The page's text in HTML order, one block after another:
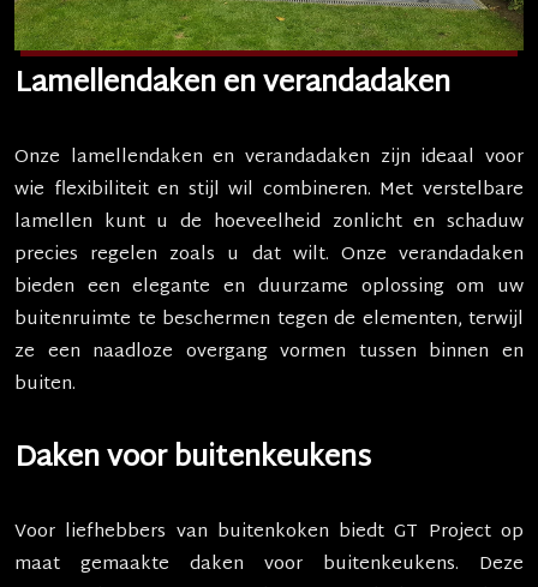
Lamellendaken en verandadaken
Onze lamellendaken en verandadaken zijn ideaal voor
wie flexibiliteit en stijl wil combineren. Met verstelbare
lamellen kunt u de hoeveelheid zonlicht en schaduw
precies regelen zoals u dat wilt. Onze verandadaken
bieden een elegante en duurzame oplossing om uw
buitenruimte te beschermen tegen de elementen, terwijl
ze een naadloze overgang vormen tussen binnen en
buiten.
Daken voor buitenkeukens
Voor liefhebbers van buitenkoken biedt GT Project op
maat gemaakte daken voor buitenkeukens. Deze